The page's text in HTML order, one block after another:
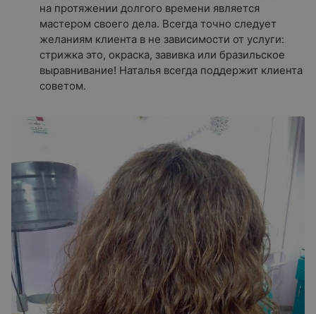
на протяжении долгого времени является
мастером своего дела. Всегда точно следует
желаниям клиента в не зависимости от услуги:
стрижка это, окраска, завивка или бразильское
выравнивание! Наталья всегда поддержит клиента
советом.